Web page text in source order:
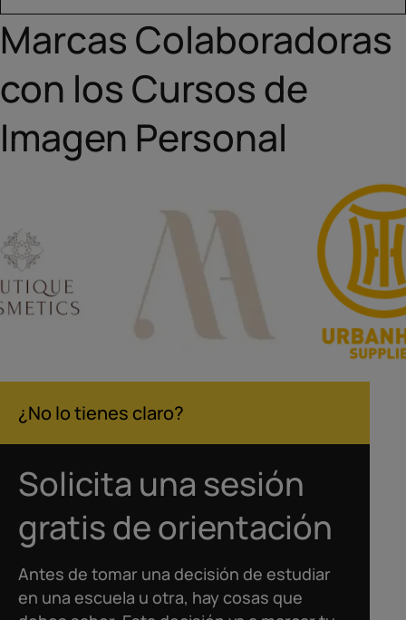
Marcas Colaboradoras
con los Cursos de
Imagen Personal
¿No lo tienes claro?
Solicita una sesión
gratis de orientación
Antes de tomar una decisión de estudiar
en una escuela u otra, hay cosas que